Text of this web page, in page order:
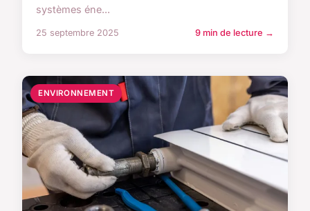
systèmes éne...
25 septembre 2025 9 min de lecture →
ENVIRONNEMENT